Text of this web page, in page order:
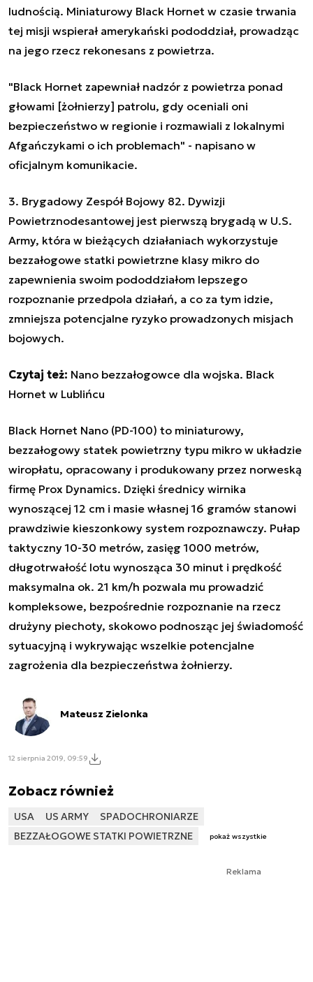
ludnością. Miniaturowy Black Hornet w czasie trwania
tej misji wspierał amerykański pododdział, prowadząc
na jego rzecz rekonesans z powietrza.
"Black Hornet zapewniał nadzór z powietrza ponad
głowami [żołnierzy] patrolu, gdy oceniali oni
bezpieczeństwo w regionie i rozmawiali z lokalnymi
Afgańczykami o ich problemach" - napisano w
oficjalnym komunikacie.
3. Brygadowy Zespół Bojowy 82. Dywizji
Powietrznodesantowej jest pierwszą brygadą w U.S.
Army, która w bieżących działaniach wykorzystuje
bezzałogowe statki powietrzne klasy mikro do
zapewnienia swoim pododdziałom lepszego
rozpoznanie przedpola działań, a co za tym idzie,
zmniejsza potencjalne ryzyko prowadzonych misjach
bojowych.
Czytaj też: Nano bezzałogowce dla wojska. Black
Hornet w Lublińcu
Black Hornet Nano (PD-100) to miniaturowy,
bezzałogowy statek powietrzny typu mikro w układzie
wiropłatu, opracowany i produkowany przez norweską
firmę Prox Dynamics. Dzięki średnicy wirnika
wynoszącej 12 cm i masie własnej 16 gramów stanowi
prawdziwie kieszonkowy system rozpoznawczy. Pułap
taktyczny 10-30 metrów, zasięg 1000 metrów,
długotrwałość lotu wynosząca 30 minut i prędkość
maksymalna ok. 21 km/h pozwala mu prowadzić
kompleksowe, bezpośrednie rozpoznanie na rzecz
drużyny piechoty, skokowo podnosząc jej świadomość
sytuacyjną i wykrywając wszelkie potencjalne
zagrożenia dla bezpieczeństwa żołnierzy.
Mateusz Zielonka
12 sierpnia 2019, 09:59
Zobacz również
USA US ARMY
SPADOCHRONIARZE
BEZZAŁOGOWE STATKI POWIETRZNE
pokaż wszystkie
Reklama